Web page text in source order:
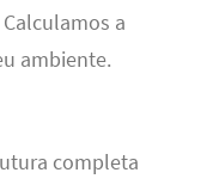
a
ambiente.
completa